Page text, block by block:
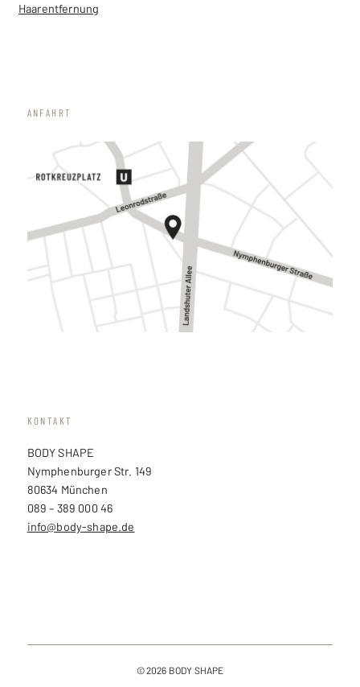
Haarentfernung
ANFAHRT
KONTAKT
BODY SHAPE
Nymphenburger Str. 149
80634 München
089 – 389 000 46
info@body-shape.de
© 2026 BODY SHAPE